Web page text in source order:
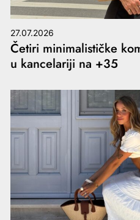
27.07.2026
Četiri minimalističke
u kancelariji na +35